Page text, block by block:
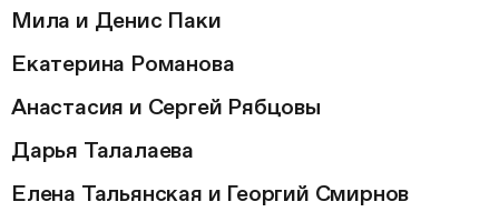
Мила и Денис Паки
Екатерина Романова
Анастасия и Сергей Рябцовы
Дарья Талалаева
Елена Тальянская и Георгий Смирнов